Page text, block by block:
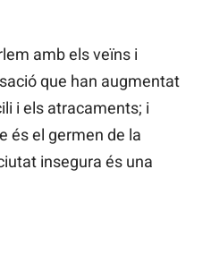
amb els veïns i
que han augmentat
i els atracaments; i
és el germen de la
insegura és una